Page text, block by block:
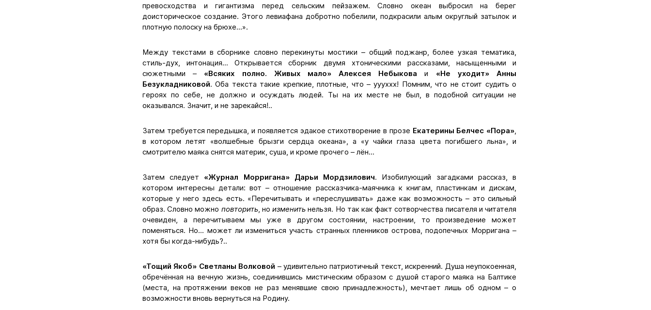
превосходства и гигантизма перед сельским пейзажем. Словно океан выбросил на берег
доисторическое создание. Этого левиафана добротно побелили, подкрасили алым округлый затылок и
плотную полоску на брюхе...».
Между текстами в сборнике словно перекинуты мостики – общий поджанр, более узкая тематика,
стиль-дух, интонация... Открывается сборник двумя хтоническими рассказами, насыщенными и
сюжетными – «Всяких полно. Живых мало» Алексея Небыковаи «Не уходит» Анны
Безукладниковой. Оба текста такие крепкие, плотные, что – уууххх! Помним, что не стоит судить о
героях по себе, не должно и осуждать людей. Ты на их месте не был, в подобной ситуации не
оказывался. Значит, и не зарекайся!..
Затем требуется передышка, и появляется эдакое стихотворение в прозе Екатерины Белчес «Пора»,
в котором летят «волшебные брызги сердца океана», а «у чайки глаза цвета погибшего льна», и
смотрителю маяка снятся материк, суша, и кроме прочего – лён...
Затем следует «Журнал Морригана» Дарьи Мордзилович. Изобилующий загадками рассказ, в
котором интересны детали: вот – отношение рассказчика-маячника к книгам, пластинкам и дискам,
которые у него здесь есть. «Перечитывать и «переслушивать» даже как возможность – это сильный
образ. Словно можно повторить, ноизменить нельзя. Но так как факт сотворчества писателя и читателя
очевиден, а перечитываем мы уже в другом состоянии, настроении, то произведение может
поменяться. Но... может ли измениться участь странных пленников острова, подопечных Морригана –
хотя бы когда-нибудь?..
«Тощий Якоб» Светланы Волковой – удивительно патриотичный текст, искренний. Душа неупокоенная,
обречённая на вечную жизнь, соединившись мистическим образом с душой старого маяка на Балтике
(места, на протяжении веков не раз менявшие свою принадлежность), мечтает лишь об одном – о
возможности вновь вернуться на Родину.